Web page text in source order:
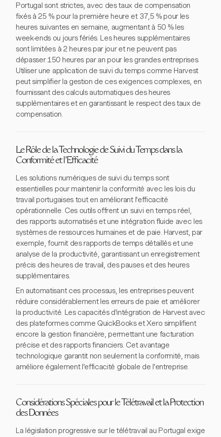
Portugal sont strictes, avec des taux de compensation
fixés à 25 % pour la première heure et 37,5 % pour les
heures suivantes en semaine, augmentant à 50 % les
week-ends ou jours fériés. Les heures supplémentaires
sont limitées à 2 heures par jour et ne peuvent pas
dépasser 150 heures par an pour les grandes entreprises.
Utiliser une application de suivi du temps comme Harvest
peut simplifier la gestion de ces exigences complexes, en
fournissant des calculs automatiques des heures
supplémentaires et en garantissant le respect des taux de
compensation.
Le Rôle de la Technologie de Suivi du Temps dans la
Conformité et l'Efficacité
Les solutions numériques de suivi du temps sont
essentielles pour maintenir la conformité avec les lois du
travail portugaises tout en améliorant l'efficacité
opérationnelle. Ces outils offrent un suivi en temps réel,
des rapports automatisés et une intégration fluide avec les
systèmes de ressources humaines et de paie. Harvest, par
exemple, fournit des rapports de temps détaillés et une
analyse de la productivité, garantissant un enregistrement
précis des heures de travail, des pauses et des heures
supplémentaires.
En automatisant ces processus, les entreprises peuvent
réduire considérablement les erreurs de paie et améliorer
la productivité. Les capacités d'intégration de Harvest avec
des plateformes comme QuickBooks et Xero simplifient
encore la gestion financière, permettant une facturation
précise et des rapports financiers. Cet avantage
technologique garantit non seulement la conformité, mais
améliore également l'efficacité globale de l'entreprise.
Considérations Spéciales pour le Télétravail et la Protection
des Données
La législation progressive sur le télétravail au Portugal exige